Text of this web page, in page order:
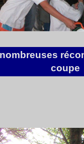
coupe